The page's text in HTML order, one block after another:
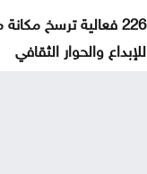
226 فعالية ترسخ
للإبداع والحوار الثقافي